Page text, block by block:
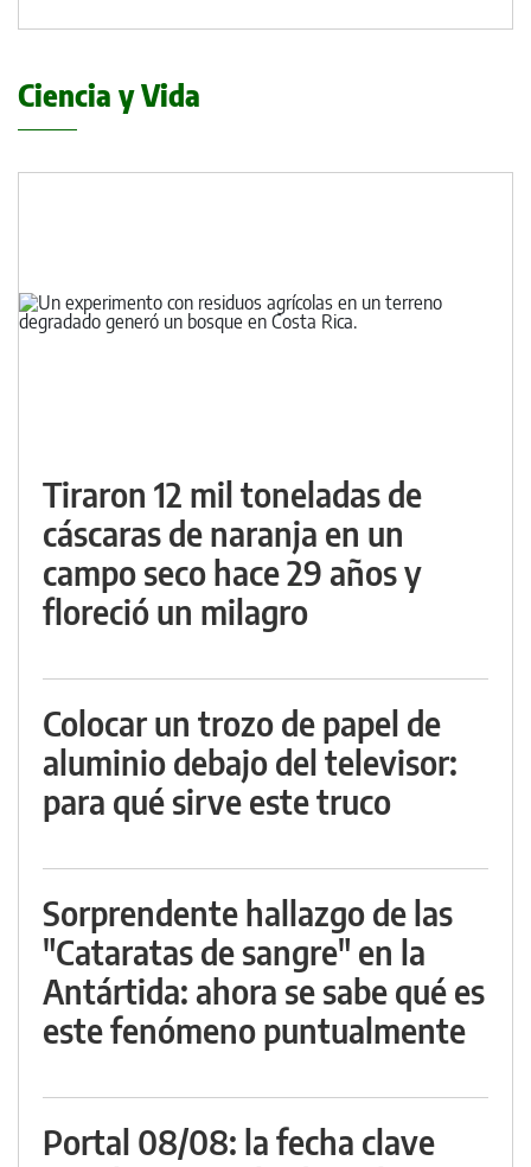
Ciencia y Vida
Tiraron 12 mil toneladas de
cáscaras de naranja en un
campo seco hace 29 años y
floreció un milagro
Colocar un trozo de papel de
aluminio debajo del televisor:
para qué sirve este truco
Sorprendente hallazgo de las
"Cataratas de sangre" en la
Antártida: ahora se sabe qué es
este fenómeno puntualmente
Portal 08/08: la fecha clave